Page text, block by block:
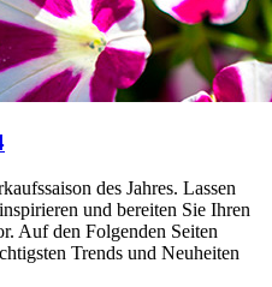
des Jahres. Lassen
und bereiten Sie Ihren
Auf den Folgenden Seiten
Trends und Neuheiten